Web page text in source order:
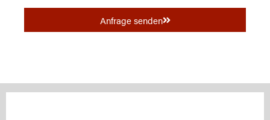
Anfrage senden